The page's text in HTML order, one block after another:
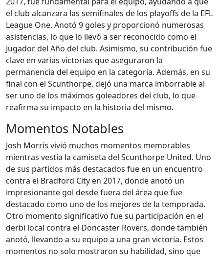
el club alcanzara las semifinales de los playoffs de la EFL
League One. Anotó 9 goles y proporcionó numerosas
asistencias, lo que lo llevó a ser reconocido como el
Jugador del Año del club. Asimismo, su contribución fue
clave en varias victorias que aseguraron la
permanencia del equipo en la categoría. Además, en su
final con el Scunthorpe, dejó una marca imborrable al
ser uno de los máximos goleadores del club, lo que
reafirma su impacto en la historia del mismo.
Momentos Notables
Josh Morris vivió muchos momentos memorables
mientras vestía la camiseta del Scunthorpe United. Uno
de sus partidos más destacados fue en un encuentro
contra el Bradford City en 2017, donde anotó un
impresionante gol desde fuera del área que fue
destacado como uno de los mejores de la temporada.
Otro momento significativo fue su participación en el
derbi local contra el Doncaster Rovers, donde también
anotó, llevando a su equipo a una gran victoria. Estos
momentos no solo mostraron su habilidad, sino que